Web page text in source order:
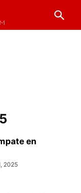
en
2025